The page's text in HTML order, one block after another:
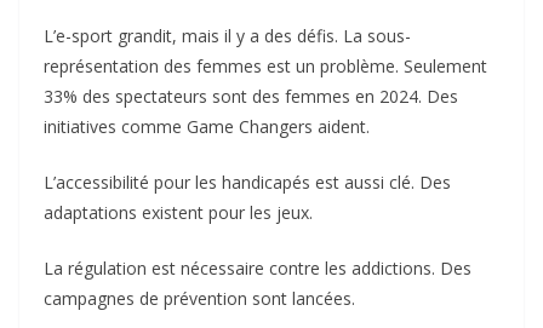
L’e-sport grandit, mais il y a des défis. La sous-
représentation des femmes est un problème. Seulement
33% des spectateurs sont des femmes en 2024. Des
initiatives comme Game Changers aident.
L’accessibilité pour les handicapés est aussi clé. Des
adaptations existent pour les jeux.
La régulation est nécessaire contre les addictions. Des
campagnes de prévention sont lancées.